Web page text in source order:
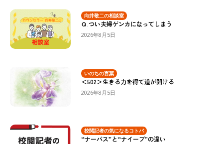
向井敬二の相談室
Ｑ.つい夫婦ゲンカになってしまう
2026年8月5日
いのちの言葉
＜502＞生きる力を得て道が開ける
2026年8月5日
校閲記者の気になるコトバ
“ナーバス”と“ナイーブ”の違い